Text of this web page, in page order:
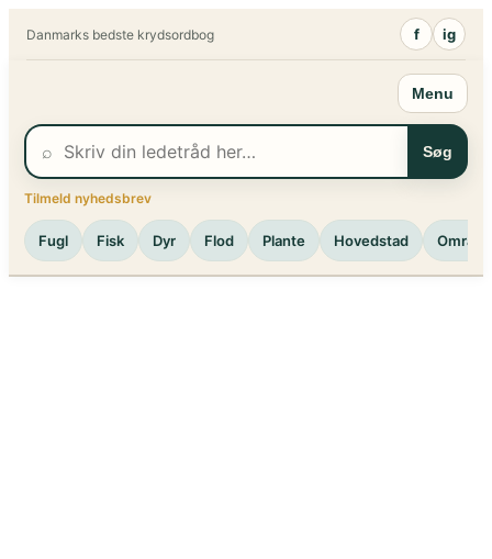
Danmarks bedste krydsordbog f ig
Menu
⌕ Søg
Tilmeld nyhedsbrev
Fugl Fisk Dyr Flod Plante Hovedstad Område